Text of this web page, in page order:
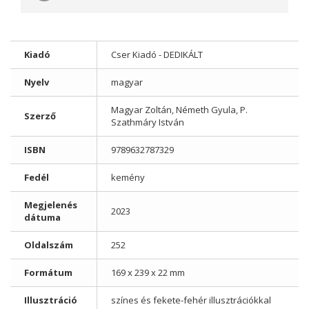
Kiadó Cser Kiadó - DEDIKÁLT
Nyelv magyar
Szerző
Magyar Zoltán, Németh Gyula, P.
Szathmáry István
ISBN 9789632787329
Fedél kemény
Megjelenés
dátuma
2023
Oldalszám 252
Formátum 169 x 239 x 22 mm
Illusztráció színes és fekete-fehér illusztrációkkal